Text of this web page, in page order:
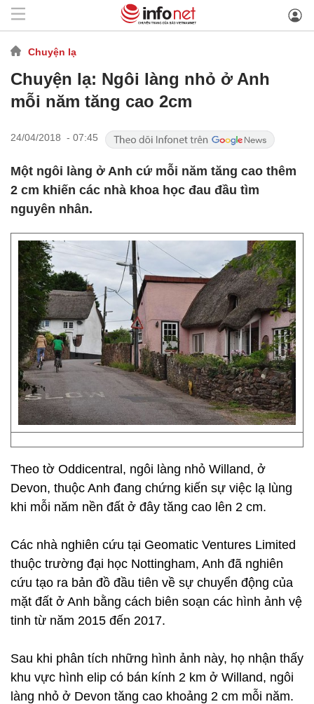
Chuyện lạ
Chuyện lạ: Ngôi làng nhỏ ở Anh
mỗi năm tăng cao 2cm
24/04/2018 - 07:45
Một ngôi làng ở Anh cứ mỗi năm tăng cao thêm
2 cm khiến các nhà khoa học đau đầu tìm
nguyên nhân.
Theo tờ Oddicentral, ngôi làng nhỏ Willand, ở
Devon, thuộc Anh đang chứng kiến sự việc lạ lùng
khi mỗi năm nền đất ở đây tăng cao lên 2 cm.
Các nhà nghiên cứu tại Geomatic Ventures Limited
thuộc trường đại học Nottingham, Anh đã nghiên
cứu tạo ra bản đồ đầu tiên về sự chuyển động của
mặt đất ở Anh bằng cách biên soạn các hình ảnh vệ
tinh từ năm 2015 đến 2017.
Sau khi phân tích những hình ảnh này, họ nhận thấy
khu vực hình elip có bán kính 2 km ở Willand, ngôi
làng nhỏ ở Devon tăng cao khoảng 2 cm mỗi năm.